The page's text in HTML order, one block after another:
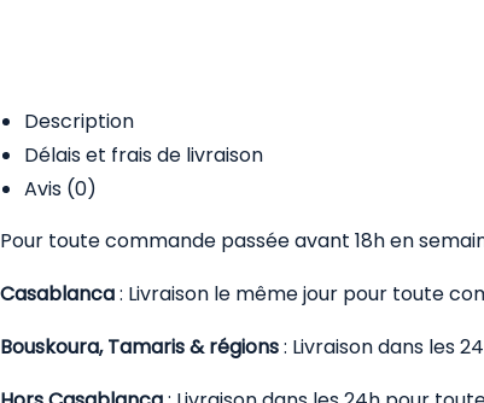
Description
Délais et frais de livraison
Avis (0)
Pour toute commande passée avant 18h en
Casablanca: Livraison le même jour pour toute
Bouskoura, Tamaris & régions: Livraison dans les